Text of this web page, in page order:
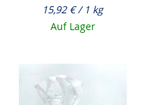
15,92 € / 1 kg
Auf Lager